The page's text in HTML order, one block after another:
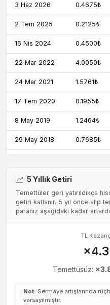
3 Haz 2026 0.4675₺
2 Tem 2025 0.2125₺
16 Nis 2024 0.4500₺
22 Mar 2022 4.0050₺
24 Mar 2021 1.5761₺
17 Tem 2020 0.1955₺
8 May 2019 1.2464₺
29 May 2018 0.7685₺
25 May 2016
26 May 2015 0.3400₺
26 May 2014
0.0984₺
0.0291₺
0.1186₺
30 May 2011 0.2391₺
5 Yıllık Getiri
Temettüler geri yatırıldıkça
getiri katlanır. 5 yıl önce alıp
paranız aşağıdaki kadar
TL Kazanç
×4.3
Temettüsüz:
Not: Sermaye artışlarında
varsayılmıştır.